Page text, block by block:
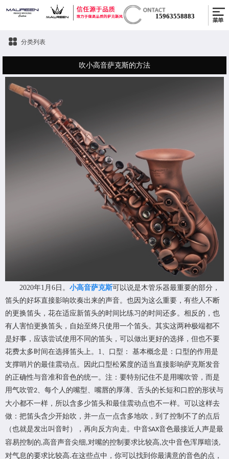
15963558883
分类列表
吹小高音萨克斯的方法
2020年1月6日。 小高音萨克斯可以说是木管乐器最重要的部分，
笛头的好坏直接影响吹奏出来的声音。也因为这么重要，有些人不断
的更换笛头，花在适应新笛头的时间比练习的时间还多。相反的，也
有人害怕更换笛头，自始至终只使用一个笛头。其实这两种极端都不
是好事，应该尝试使用不同的笛头，可以做出更好的选择，但也不要
花费太多时间在选择笛头上。 1、口型： 基本概念是：口型的作用是
支撑哨片的最佳震动点。因此口型松紧度的适当直接影响萨克斯发音
的正确性与音准和音色的统一。注：要特别记住不是用嘴吹管，而是
用气吹管2、每个人的嘴型、嘴唇的厚薄、舌头的长短和口腔的形状与
大小都不一样，所以含多少笛头和最佳震动点也不一样。可以这样去
做：把笛头含少开始吹，并一点一点含多地吹，到了控制不了的点后
（也就是发出叫音时），再向反方向走。中音SAX音色最接近人声是最
容易控制的,高音声音尖细 ,对嘴的控制要求比较高,次中音色浑厚暗淡,
对气息的要求比较高.在这些点中，你可以找到你最满意的音色的点，